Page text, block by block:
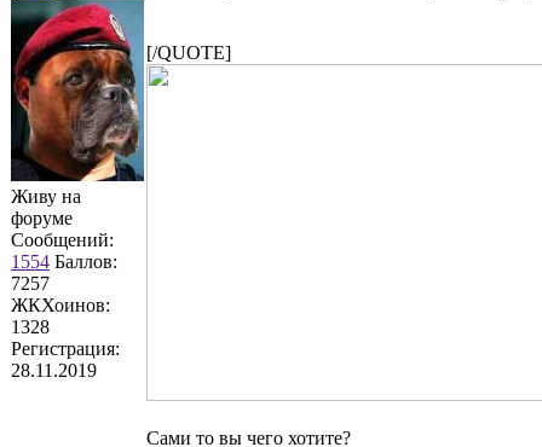
Живу на
форуме
Сообщений:
1554 Баллов:
7257
ЖКХоинов:
1328
Регистрация:
28.11.2019
[/QUOTE]
Сами то вы чего хотите?